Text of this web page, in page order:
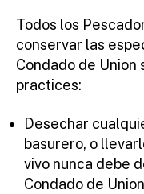
Todos los
conservar las
Condado de
practices:
Desechar
basurero, o
vivo nunca debe
Condado de